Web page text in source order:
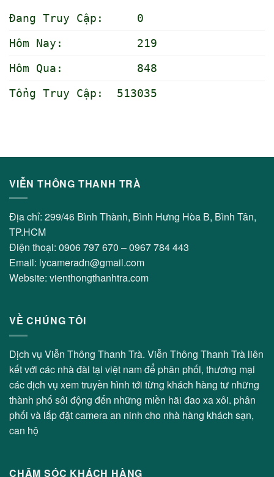
Đang Truy Cập: 0
Hôm Nay: 219
Hôm Qua: 848
Tổng Truy Cập: 513035
VIỄN THÔNG THANH TRÀ
Địa chỉ: 299/46 Bình Thành, Bình Hưng Hòa B, Bình Tân,
TP.HCM
Điện thoại: 0906 797 670 – 0967 784 443
Email: lycameradn@gmail.com
Website: vienthongthanhtra.com
VỀ CHÚNG TÔI
Dịch vụ Viễn Thông Thanh Trà. Viễn Thông Thanh Trà liên
kết với các nhà đài tại việt nam để phân phối, thương mại
các dịch vụ xem truyền hình tới từng khách hàng tư những
thành phố sôi động đến những miền hãi đao xa xôi. phân
phối và lắp đặt camera an ninh cho nhà hàng khách sạn,
can hộ
CHĂM SÓC KHÁCH HÀNG